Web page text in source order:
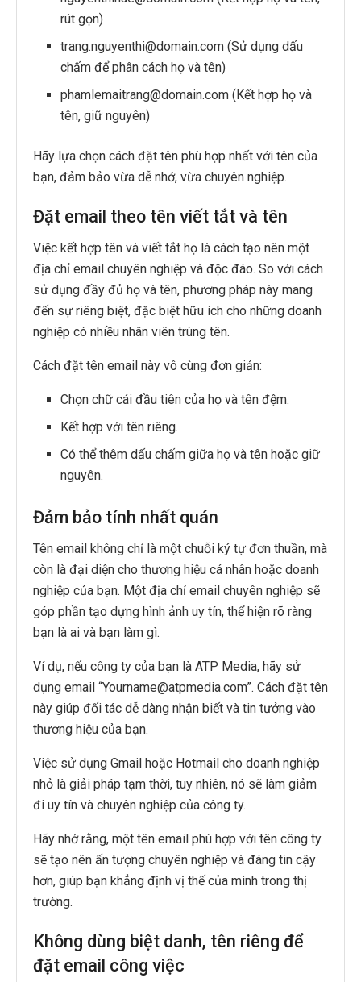
rút gọn)
trang.nguyenthi@domain.com (Sử dụng dấu
chấm để phân cách họ và tên)
phamlemaitrang@domain.com (Kết hợp họ và
tên, giữ nguyên)
Hãy lựa chọn cách đặt tên phù hợp nhất với tên của
bạn, đảm bảo vừa dễ nhớ, vừa chuyên nghiệp.
Đặt email theo tên viết tắt và tên
Việc kết hợp tên và viết tắt họ là cách tạo nên một
địa chỉ email chuyên nghiệp và độc đáo. So với cách
sử dụng đầy đủ họ và tên, phương pháp này mang
đến sự riêng biệt, đặc biệt hữu ích cho những doanh
nghiệp có nhiều nhân viên trùng tên.
Cách đặt tên email này vô cùng đơn giản:
Chọn chữ cái đầu tiên của họ và tên đệm.
Kết hợp với tên riêng.
Có thể thêm dấu chấm giữa họ và tên hoặc giữ
nguyên.
Đảm bảo tính nhất quán
Tên email không chỉ là một chuỗi ký tự đơn thuần, mà
còn là đại diện cho thương hiệu cá nhân hoặc doanh
nghiệp của bạn. Một địa chỉ email chuyên nghiệp sẽ
góp phần tạo dựng hình ảnh uy tín, thể hiện rõ ràng
bạn là ai và bạn làm gì.
Ví dụ, nếu công ty của bạn là ATP Media, hãy sử
dụng email “Yourname@atpmedia.com”. Cách đặt tên
này giúp đối tác dễ dàng nhận biết và tin tưởng vào
thương hiệu của bạn.
Việc sử dụng Gmail hoặc Hotmail cho doanh nghiệp
nhỏ là giải pháp tạm thời, tuy nhiên, nó sẽ làm giảm
đi uy tín và chuyên nghiệp của công ty.
Hãy nhớ rằng, một tên email phù hợp với tên công ty
sẽ tạo nên ấn tượng chuyên nghiệp và đáng tin cậy
hơn, giúp bạn khẳng định vị thế của mình trong thị
trường.
Không dùng biệt danh, tên riêng để
đặt email công việc